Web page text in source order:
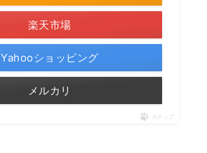
楽天市場
Yahooショッピング
メルカリ
ポチップ